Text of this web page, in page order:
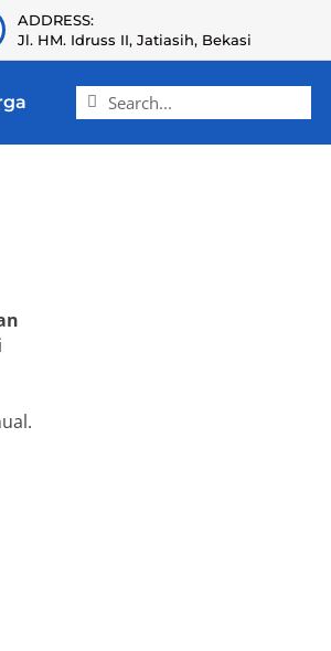
ADDRESS:
Jl. HM. Idruss II, Jatiasih, Bekasi